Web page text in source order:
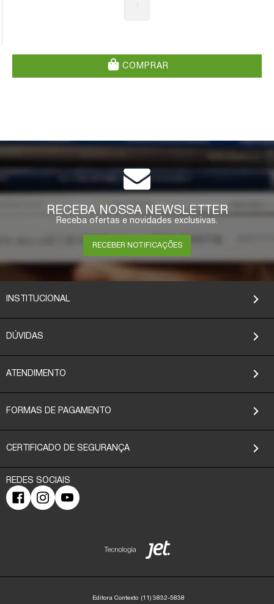
COMPRAR
RECEBA NOSSA NEWSLETTER
Receba ofertas e novidades exclusivas.
RECEBER NOTIFICAÇÕES
INSTITUCIONAL
DÚVIDAS
ATENDIMENTO
FORMAS DE PAGAMENTO
CERTIFICADO DE SEGURANÇA
Editora Contexto (11) 3832-5838